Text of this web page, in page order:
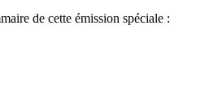
de cette émission spéciale :